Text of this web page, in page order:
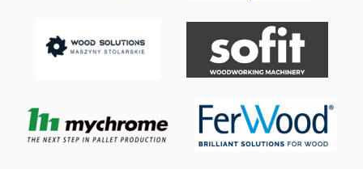
pengatur waktu • Keranjang dari baja tahan karat • Filter
stainless steel di sisi isap pompa • Elemen pemanas dari
baja tahan karat • Putaran keranjang mekanis dengan
motor penggerak • Sistem kelistrikan IP 65, kontrol dengan
pengaman memantau pembukaan tutup • Nozzle semprot
dari baja tahan karat • Timer mingguan untuk pemanas
dan pemisah oli • Penghitung jam operasi